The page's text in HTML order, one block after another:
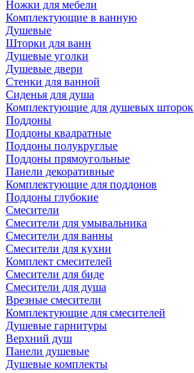
Ножки для мебели
Комплектующие в ванную
Душевые
Шторки для ванн
Душевые уголки
Душевые двери
Стенки для ванной
Сиденья для душа
Комплектующие для душевых шторок
Поддоны
Поддоны квадратные
Поддоны полукруглые
Поддоны прямоугольные
Панели декоративные
Комплектующие для поддонов
Поддоны глубокие
Смесители
Смесители для умывальника
Смесители для ванны
Смесители для кухни
Комплект смесителей
Смесители для биде
Смесители для душа
Врезные смесители
Комплектующие для смесителей
Душевые гарнитуры
Верхний душ
Панели душевые
Душевые комплекты